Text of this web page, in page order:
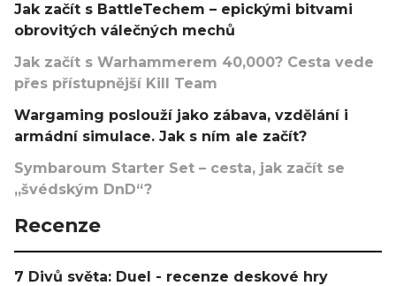
Jak začít s BattleTechem – epickými bitvami
obrovitých válečných mechů
Jak začít s Warhammerem 40,000? Cesta vede
přes přístupnější Kill Team
Wargaming poslouží jako zábava, vzdělání i
armádní simulace. Jak s ním ale začít?
Symbaroum Starter Set – cesta, jak začít se
„švédským DnD“?
Recenze
7 Divů světa: Duel - recenze deskové hry